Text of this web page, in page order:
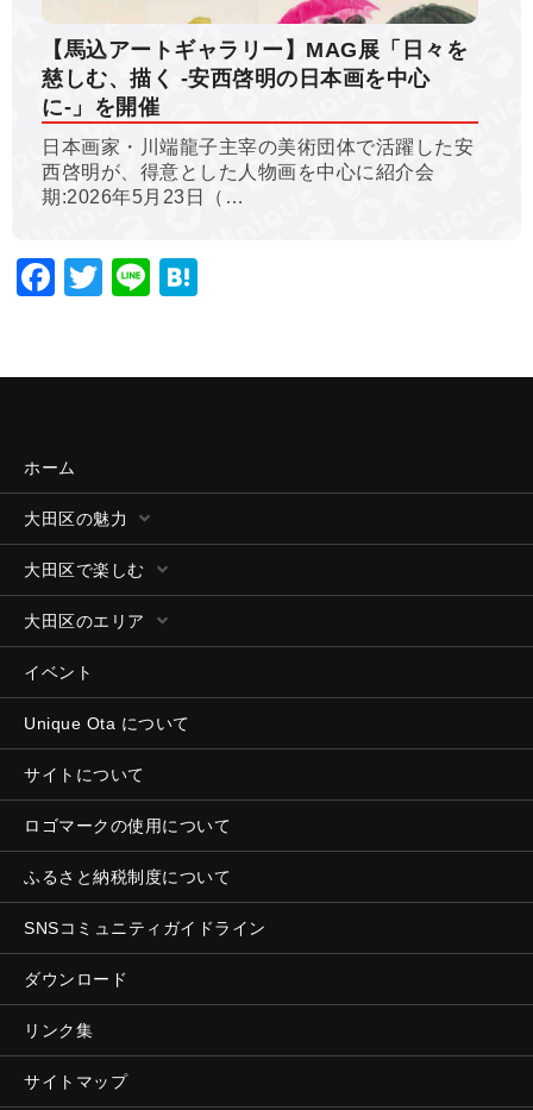
【馬込アートギャラリー】MAG展「日々を
慈しむ、描く -安西啓明の日本画を中心
に-」を開催
日本画家・川端龍子主宰の美術団体で活躍した安
西啓明が、得意とした人物画を中心に紹介会
期:2026年5月23日（…
Facebook
Twitter
Line
ホーム
大田区の魅力
大田区で楽しむ
大田区のエリア
イベント
Unique Ota について
サイトについて
ロゴマークの使用について
ふるさと納税制度について
SNSコミュニティガイドライン
ダウンロード
リンク集
サイトマップ